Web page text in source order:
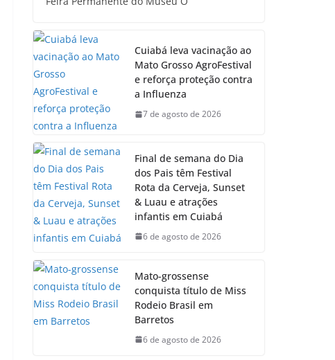
Cuiabá leva vacinação ao
Mato Grosso AgroFestival
e reforça proteção contra
a Influenza
7 de agosto de 2026
Final de semana do Dia
dos Pais têm Festival
Rota da Cerveja, Sunset
& Luau e atrações
infantis em Cuiabá
6 de agosto de 2026
Mato-grossense
conquista título de Miss
Rodeio Brasil em
Barretos
6 de agosto de 2026